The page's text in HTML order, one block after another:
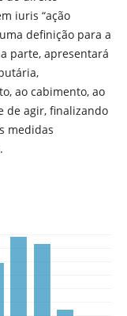
iuris “ação
definição para a
parte, apresentará
ao cabimento, ao
de agir, finalizando
medidas